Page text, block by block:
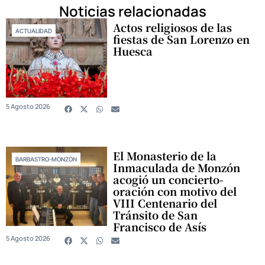
Noticias relacionadas
ACTUALIDAD Actos religiosos de las
fiestas de San Lorenzo en
Huesca
5 Agosto 2026
BARBASTRO-MONZÓN El Monasterio de la
Inmaculada de Monzón
acogió un concierto-
oración con motivo del
VIII Centenario del
Tránsito de San
Francisco de Asís
5 Agosto 2026